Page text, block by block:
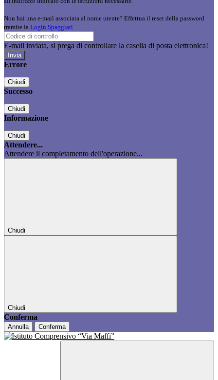
Non hai una e-mail associata al nome utente? Effettua il reset della password
tramite la Login Spaggiari
E-mail inviata, si prega di controllare la casella di posta elettronica!
Errore
Chiudi
Successo
Chiudi
Informazione
Chiudi
Attendere...
Attendere il completamento dell'operazione...
Chiudi
Chiudi
Conferma
Annulla Conferma